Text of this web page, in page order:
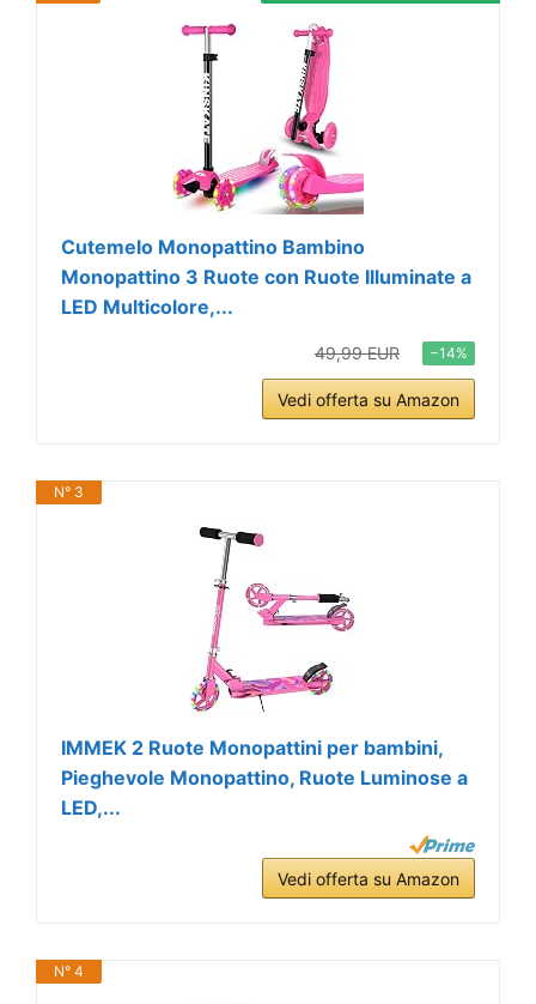
Cutemelo Monopattino Bambino
Monopattino 3 Ruote con Ruote Illuminate a
LED Multicolore,...
49,99 EUR −14%
Vedi offerta su Amazon
N° 3
IMMEK 2 Ruote Monopattini per bambini,
Pieghevole Monopattino, Ruote Luminose a
LED,...
Vedi offerta su Amazon
N° 4